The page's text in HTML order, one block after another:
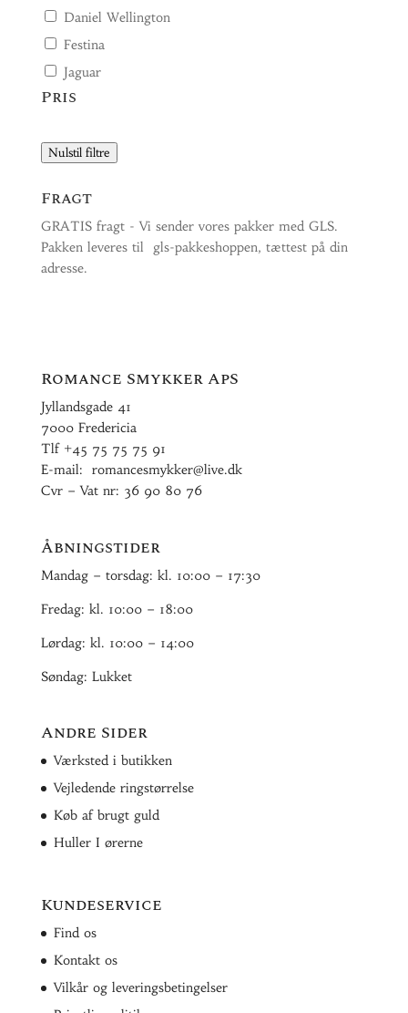
Daniel Wellington
Festina
Jaguar
Pris
Nulstil filtre
Fragt
GRATIS fragt - Vi sender vores pakker med GLS.
Pakken leveres til gls-pakkeshoppen, tættest på din
adresse.
Romance Smykker ApS
Jyllandsgade 41
7000 Fredericia
Tlf +45 75 75 75 91
E-mail: romancesmykker@live.dk
Cvr – Vat nr: 36 90 80 76
Åbningstider
Mandag – torsdag: kl. 10:00 – 17:30
Fredag: kl. 10:00 – 18:00
Lørdag: kl. 10:00 – 14:00
Søndag: Lukket
Andre Sider
Værksted i butikken
Vejledende ringstørrelse
Køb af brugt guld
Huller I ørerne
Kundeservice
Find os
Kontakt os
Vilkår og leveringsbetingelser